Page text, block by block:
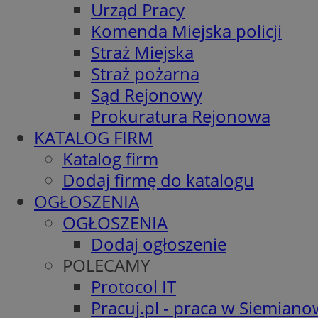
Urząd Pracy
Komenda Miejska policji
Straż Miejska
Straż pożarna
Sąd Rejonowy
Prokuratura Rejonowa
KATALOG FIRM
Katalog firm
Dodaj firmę do katalogu
OGŁOSZENIA
OGŁOSZENIA
Dodaj ogłoszenie
POLECAMY
Protocol IT
Pracuj.pl - praca w